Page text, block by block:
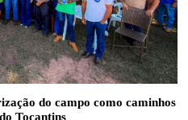
do campo como caminhos
Tocantins